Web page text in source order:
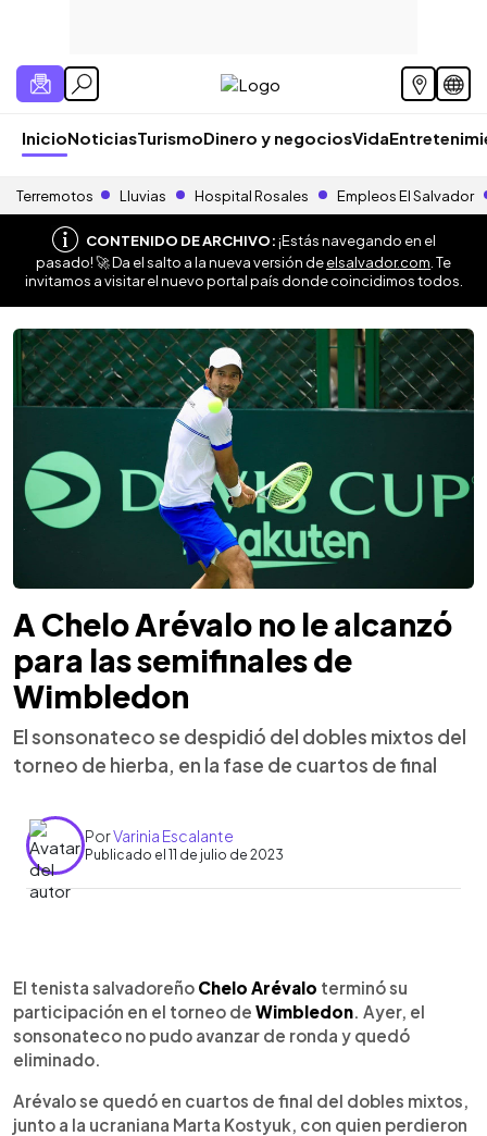
InicioNoticiasTurismoDinero y negociosVida
Terremotos Lluvias Hospital Rosales Empleos El Salvador
CONTENIDO DE ARCHIVO:¡Estás navegando en el
pasado! 🚀 Da el salto a la nueva versión deelsalvador.com . Te
invitamos a visitar el nuevo portal país donde coincidimos todos.
A Chelo Arévalo no le alcanzó
para las semifinales de
Wimbledon
El sonsonateco se despidió del dobles mixtos del
torneo de hierba, en la fase de cuartos de final
PorVarinia Escalante
Publicado el 11 de julio de 2023
Escuchar artículo
El tenista salvadoreño Chelo Arévalo terminó su
participación en el torneo de Wimbledon . Ayer, el
sonsonateco no pudo avanzar de ronda y quedó
eliminado.
Arévalo se quedó en cuartos de final del dobles mixtos,
junto a la ucraniana Marta Kostyuk, con quien perdieron